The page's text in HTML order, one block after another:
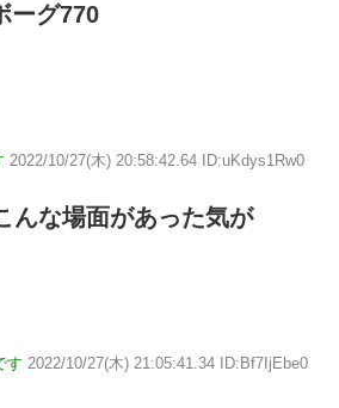
ーグ770
2022/10/27(木) 20:58:42.64 ID:uKdys1Rw0
んな場面があった気が
す 2022/10/27(木) 21:05:41.34 ID:Bf7IjEbe0